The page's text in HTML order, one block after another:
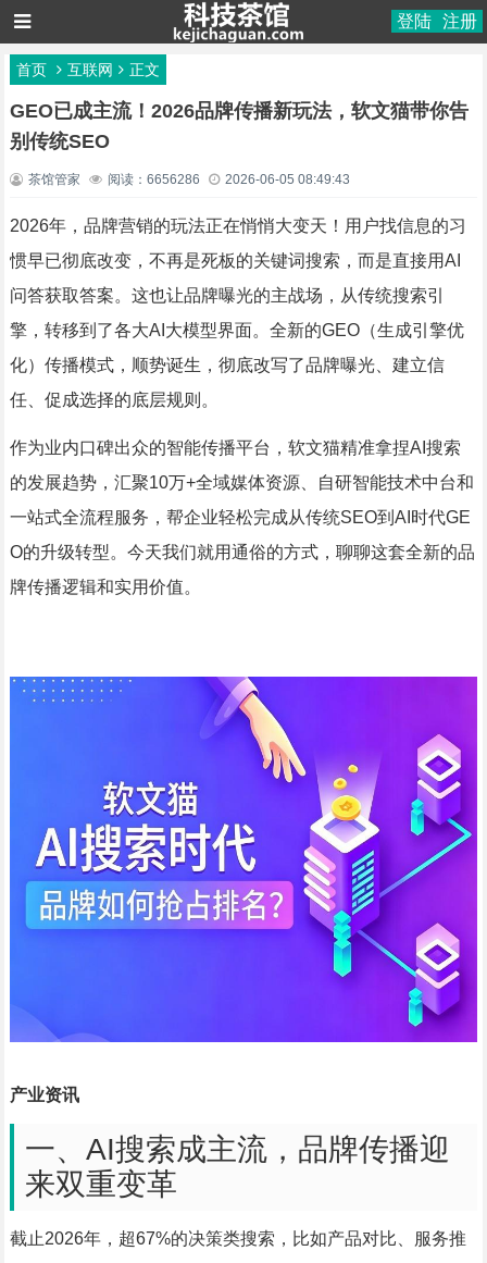
登陆 注册
首页 互联网 正文
GEO已成主流！2026品牌传播新玩法，软文猫带你告
别传统SEO
茶馆管家 阅读：6656286 2026-06-05 08:49:43
2026年，品牌营销的玩法正在悄悄大变天！用户找信息的习
惯早已彻底改变，不再是死板的关键词搜索，而是直接用AI
问答获取答案。这也让品牌曝光的主战场，从传统搜索引
擎，转移到了各大AI大模型界面。全新的GEO（生成引擎优
化）传播模式，顺势诞生，彻底改写了品牌曝光、建立信
任、促成选择的底层规则。
作为业内口碑出众的智能传播平台，软文猫精准拿捏AI搜索
的发展趋势，汇聚10万+全域媒体资源、自研智能技术中台和
一站式全流程服务，帮企业轻松完成从传统SEO到AI时代GE
O的升级转型。今天我们就用通俗的方式，聊聊这套全新的品
牌传播逻辑和实用价值。
产业资讯
一、AI搜索成主流，品牌传播迎
来双重变革
截止2026年，超67%的决策类搜索，比如产品对比、服务推